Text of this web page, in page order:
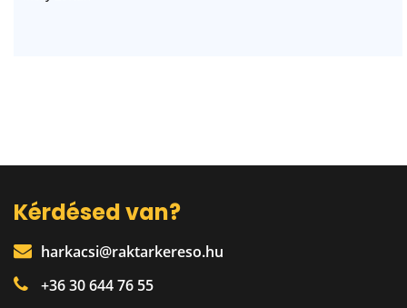
Kérdésed van?
harkacsi@raktarkereso.hu
+36 30 644 76 55